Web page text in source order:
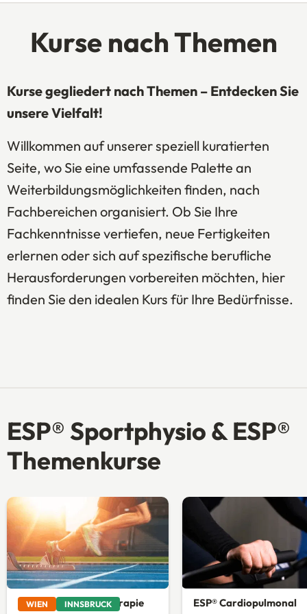
Kurse nach Themen
Kurse gegliedert nach Themen – Entdecken Sie
unsere Vielfalt!
Willkommen auf unserer speziell kuratierten
Seite, wo Sie eine umfassende Palette an
Weiterbildungsmöglichkeiten finden, nach
Fachbereichen organisiert. Ob Sie Ihre
Fachkenntnisse vertiefen, neue Fertigkeiten
erlernen oder sich auf spezifische berufliche
Herausforderungen vorbereiten möchten, hier
finden Sie den idealen Kurs für Ihre Bedürfnisse.
ESP® Sportphysio & ESP®
Themenkurse
WIEN INNSBRUCK
ESP® Sportphysiotherapie ESP® Cardiopulmonal